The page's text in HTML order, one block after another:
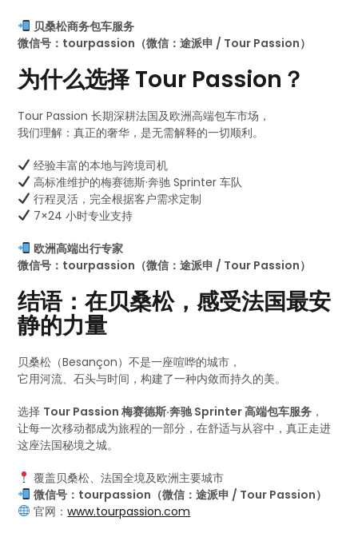
贝桑松商务包车服务
微信号：tourpassion（微信：途派申 / Tour Passion）
为什么选择 Tour Passion？
Tour Passion 长期深耕法国及欧洲高端包车市场，
我们理解：真正的奢华，是无需解释的一切顺利。
经验丰富的本地与跨境司机
高标准维护的梅赛德斯·奔驰 Sprinter 车队
行程灵活，完全根据客户需求定制
7×24 小时专业支持
欧洲高端出行专家
微信号：tourpassion（微信：途派申 / Tour Passion）
结语：在贝桑松，感受法国最安
静的力量
贝桑松（Besançon）不是一座喧哗的城市，
它用河流、石头与时间，构建了一种内敛而持久的美。
选择 Tour Passion 梅赛德斯·奔驰 Sprinter 高端包车服务 ，
让每一次移动都成为旅程的一部分，在舒适与从容中，真正走进
这座法国秘境之城。
覆盖贝桑松、法国全境及欧洲主要城市
微信号：tourpassion（微信：途派申 / Tour Passion）
官网：www.tourpassion.com